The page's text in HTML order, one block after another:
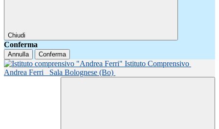
Chiudi
Conferma
Annulla Conferma
Istituto Comprensivo
Andrea Ferri
Sala Bolognese (Bo)